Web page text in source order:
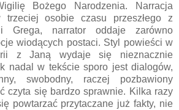
Bożego Narodzenia. Narracja
trzeciej osobie czasu przeszłego z
Grega, narrator oddaje zarówno
wiodących postaci. Styl powieści w
z Janą wydaje się nieznacznie
nadal w tekście sporo jest dialogów,
swobodny, raczej pozbawiony
czyta się bardzo sprawnie. Kilka razy
powtarzać przytaczane już fakty, nie